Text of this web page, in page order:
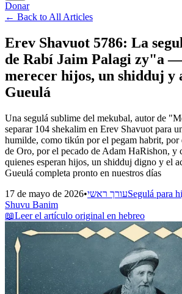
Donar
← Back to All Articles
Erev Shavuot 5786: La
de Rabí Jaim Palagi zy"a
merecer hijos, un shidduj y
Gueulá
Una segulá sublime del mekubal, autor de
separar 104 shekalim en Erev Shavuot para
humilde, como tikún por el pegam habrit, por
de Oro, por el pecado de Adam HaRishon, y
quienes esperan hijos, un shidduj digno y el
Gueulá completa pronto en nuestros días
17 de mayo de 2026•עורך ראשיSegulá para
Shuvu Banim
📖Leer el artículo original en hebreo